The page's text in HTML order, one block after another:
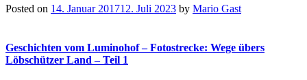
Posted on 14. Januar 201712. Juli 2023 by Mario Gast
Geschichten vom Luminohof – Fotostrecke: Wege übers
Löbschützer Land – Teil 1